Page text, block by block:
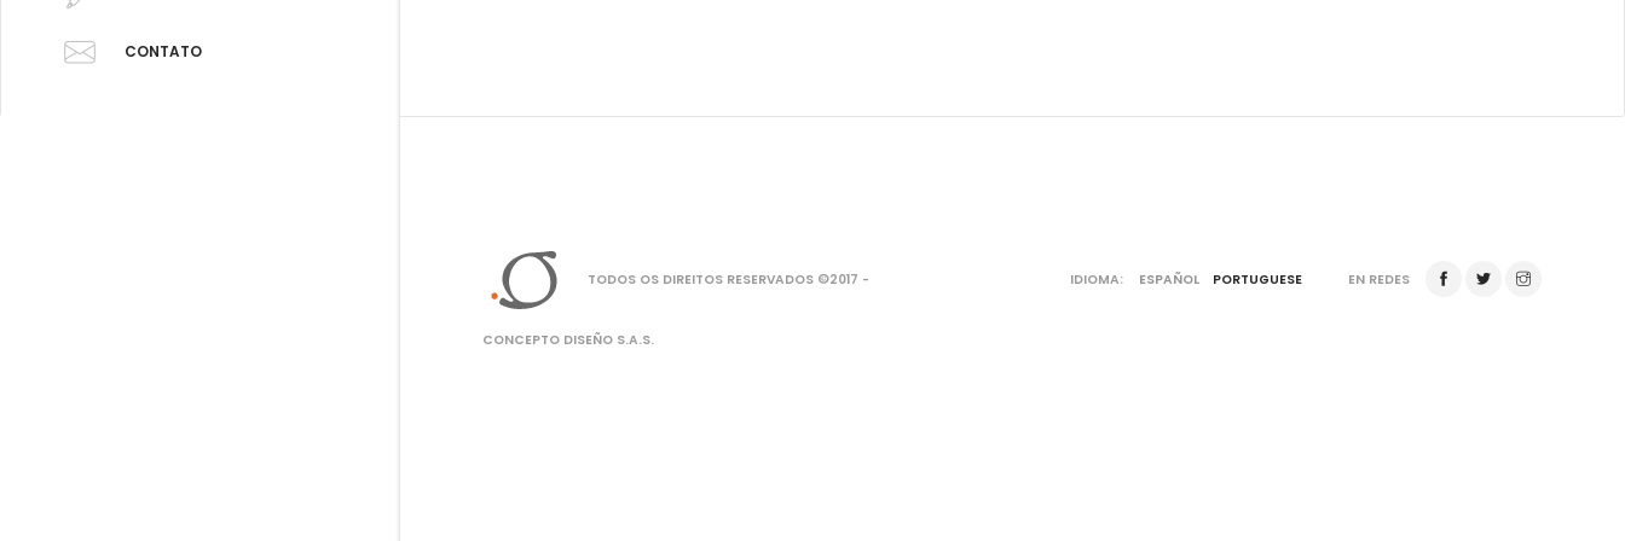
CONTATO
TODOS OS DIREITOS RESERVADOS ©2017 -
CONCEPTO DISEÑO S.A.S.
IDIOMA: ESPAÑOL PORTUGUESE EN REDES